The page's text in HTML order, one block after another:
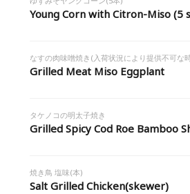
Young Corn with Citron-Miso (5
なすの肉味噌焼き(入荷状況により提供不可な
Grilled Meat Miso Eggplant
タケノコの明太子焼き
Grilled Spicy Cod Roe Bamboo
焼き鳥 塩味(本)
Salt Grilled Chicken(skewer)